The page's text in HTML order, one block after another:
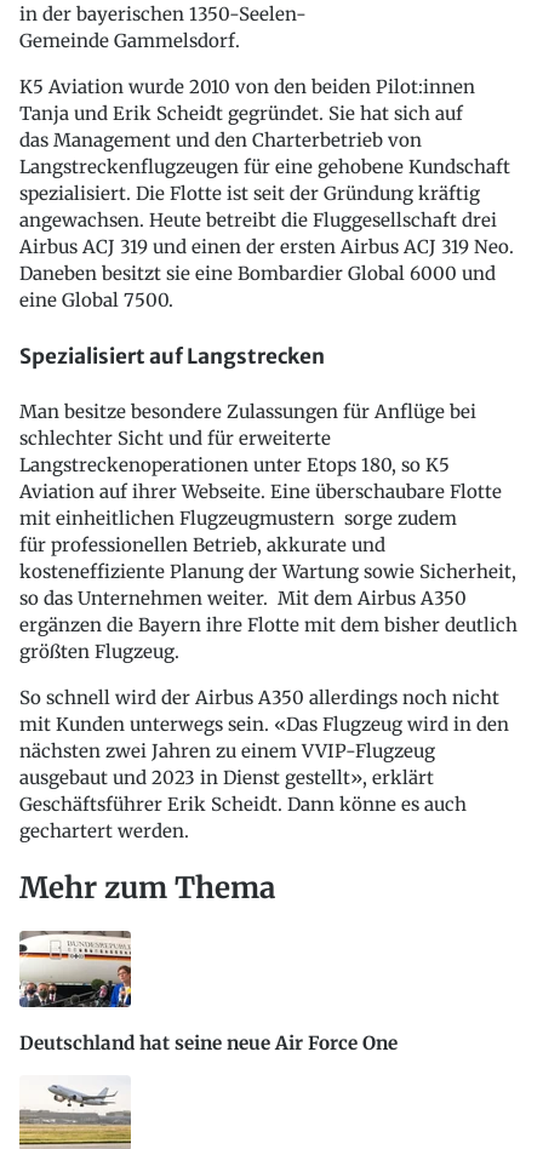
in der bayerischen 1350-Seelen-
Gemeinde Gammelsdorf.
K5 Aviation wurde 2010 von den beiden Pilot:innen
Tanja und Erik Scheidt gegründet. Sie hat sich auf
das Management und den Charterbetrieb von
Langstreckenflugzeugen für eine gehobene Kundschaft
spezialisiert. Die Flotte ist seit der Gründung kräftig
angewachsen. Heute betreibt die Fluggesellschaft drei
Airbus ACJ 319 und einen der ersten Airbus ACJ 319 Neo.
Daneben besitzt sie eine Bombardier Global 6000 und
eine Global 7500.
Spezialisiert auf Langstrecken
Man besitze besondere Zulassungen für Anflüge bei
schlechter Sicht und für erweiterte
Langstreckenoperationen unter Etops 180, so K5
Aviation auf ihrer Webseite. Eine überschaubare Flotte
mit einheitlichen Flugzeugmustern sorge zudem
für professionellen Betrieb, akkurate und
kosteneffiziente Planung der Wartung sowie Sicherheit,
so das Unternehmen weiter. Mit dem Airbus A350
ergänzen die Bayern ihre Flotte mit dem bisher deutlich
größten Flugzeug.
So schnell wird der Airbus A350 allerdings noch nicht
mit Kunden unterwegs sein. «Das Flugzeug wird in den
nächsten zwei Jahren zu einem VVIP-Flugzeug
ausgebaut und 2023 in Dienst gestellt», erklärt
Geschäftsführer Erik Scheidt. Dann könne es auch
gechartert werden.
Mehr zum Thema
Deutschland hat seine neue Air Force One